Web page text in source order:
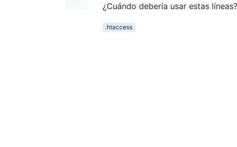
¿Cuándo debería usar estas líneas?
.htaccess